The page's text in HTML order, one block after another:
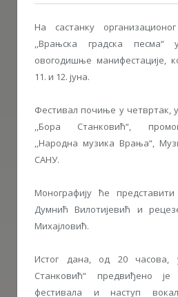
На састанку
,,Врањска градска песма“
овогодишње манифестације,
11. и 12. јуна.
Фестивал почиње у четвртак,
,,Бора Станковић“,
,,Народна музика Врања“,
САНУ.
Монографију ће
Думнић Вилотијевић и
Михајловић.
Истог дана, од 20 часова,
Станковић“ предвиђено
фестивала и наступ